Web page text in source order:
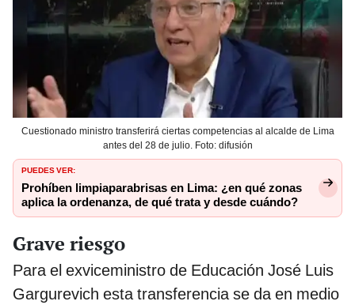
Cuestionado ministro transferirá ciertas competencias al alcalde de Lima
antes del 28 de julio. Foto: difusión
PUEDES VER:
Prohíben limpiaparabrisas en Lima: ¿en qué zonas
aplica la ordenanza, de qué trata y desde cuándo?
Grave riesgo
Para el exviceministro de Educación José Luis
Gargurevich esta transferencia se da en medio